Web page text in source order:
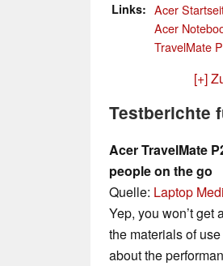
Links
Acer
Acer
TravelMate
[+]
Testberichte
Acer TravelMate
people on the go
Quelle: Laptop
Yep, you won’t get
the materials of
about the